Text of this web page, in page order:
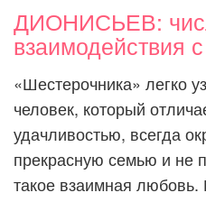
ДИОНИСЬЕВ:
взаимодействия
«Шестерочника» легко
человек, который
удачливостью, всегда
прекрасную семью и не
такое взаимная